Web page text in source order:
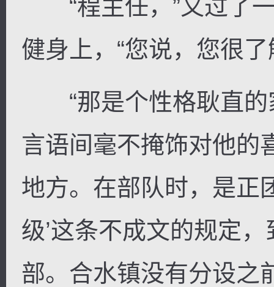
“程主任，”又过了一
健身上，“您说，您很了
“那是个性格耿直的
言语间毫不掩饰对他的
地方。在部队时，是正
级’这条不成文的规定
部。合水镇没有分设之